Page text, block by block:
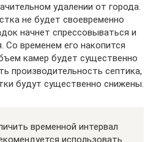
удалении от города.
не будет своевременно
начнет спрессовываться и
Со временем его накопится
камер будет существенно
производительность септика,
будут существенно снижены.
временной интервал
использовать